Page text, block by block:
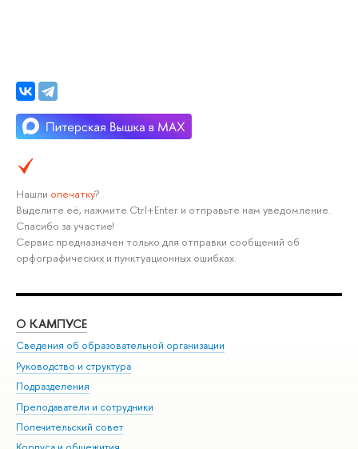
Нашли опечатку?
Выделите её, нажмите Ctrl+Enter и отправьте нам уведомление.
Спасибо за участие!
Сервис предназначен только для отправки сообщений об
орфографических и пунктуационных ошибках.
О КАМПУСЕ
Сведения об образовательной организации
Руководство и структура
Подразделения
Преподаватели и сотрудники
Попечительский совет